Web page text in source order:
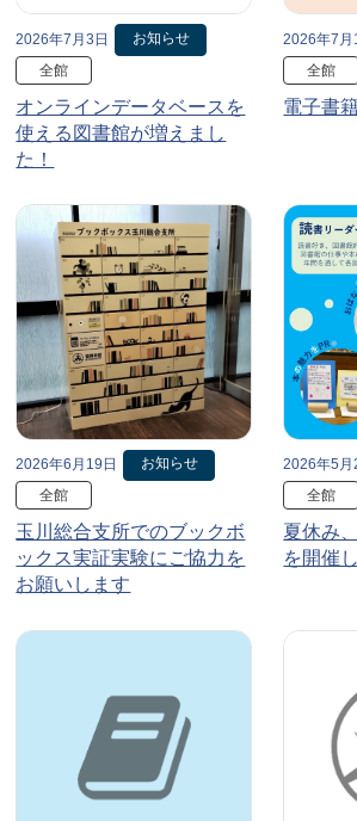
2026年7月3日
お知らせ
全館
オンラインデータベースを
使える図書館が増えまし
た！
2026年7月
全館
電子書
2026年6月19日
お知らせ
全館
玉川総合支所でのブックボ
ックス実証実験にご協力を
お願いします
2026年5月
全館
夏休み
を開催